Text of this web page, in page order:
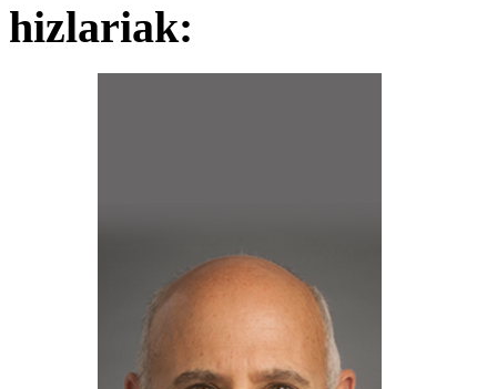
hizlariak: